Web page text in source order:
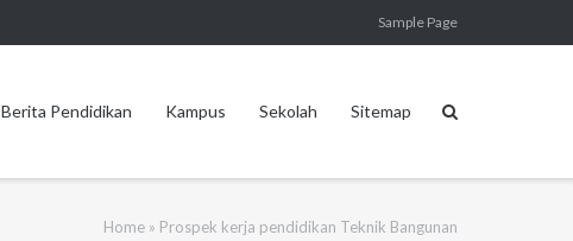
Sample Page
Berita Pendidikan Kampus Sekolah Sitemap
Home » Prospek kerja pendidikan Teknik Bangunan